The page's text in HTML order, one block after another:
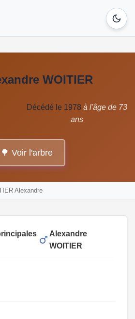
WOITIER
Décédé le 1978 à l'âge de 73
ans
🌳 Voir l'arbre
Alexandre
Alexandre
WOITIER